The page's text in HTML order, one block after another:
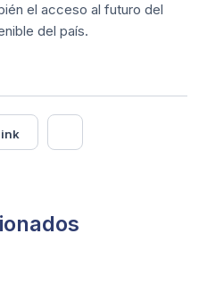
el acceso al futuro del
del país.